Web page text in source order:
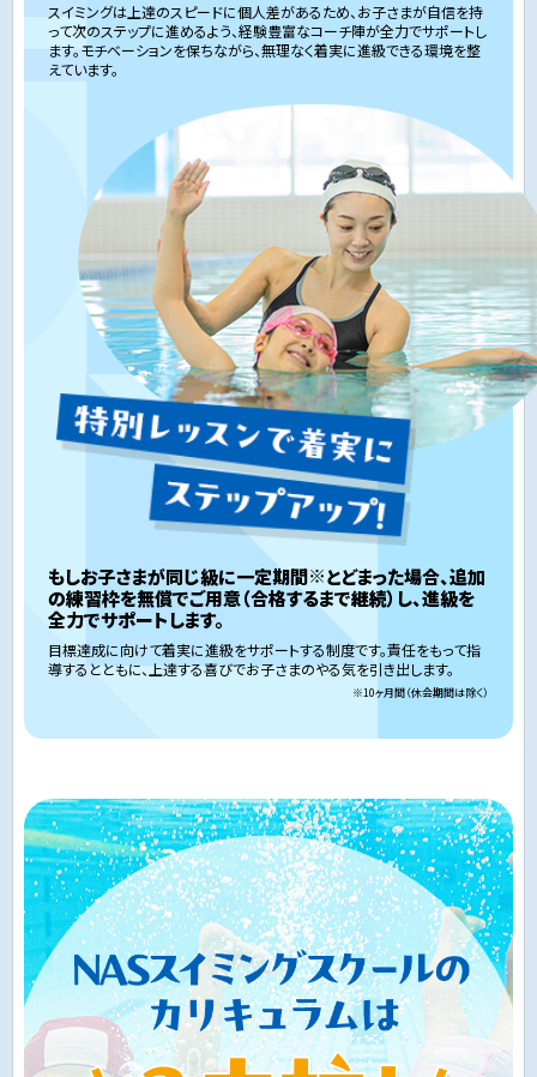
スイミングは上達のスピードに個人差があるため、お子さまが自信を持
って次のステップに進めるよう、経験豊富なコーチ陣が全力でサポートし
ます。モチベーションを保ちながら、無理なく着実に進級できる環境を整
えています。
もしお子さまが同じ級に一定期間※とどまった場合、追加
の練習枠を無償でご用意（合格するまで継続）し、進級を
全力でサポートします。
目標達成に向けて着実に進級をサポートする制度です。責任をもって指
導するとともに、上達する喜びでお子さまのやる気を引き出します。
※10ヶ月間（休会期間は除く）